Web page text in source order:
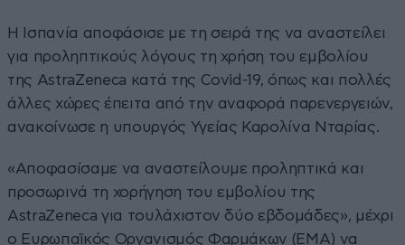
Η Ισπανία αποφάσισε με τη σειρά της να αναστείλει
για προληπτικούς λόγους τη χρήση του εμβολίου
της AstraZeneca κατά της Covid-19, όπως και πολλές
άλλες χώρες έπειτα από την αναφορά παρενεργειών,
ανακοίνωσε η υπουργός Υγείας Καρολίνα Νταρίας.
«Αποφασίσαμε να αναστείλουμε προληπτικά και
προσωρινά τη χορήγηση του εμβολίου της
AstraZeneca για τουλάχιστον δύο εβδομάδες», μέχρι
ο Ευρωπαϊκός Οργανισμός Φαρμάκων (EMA) να